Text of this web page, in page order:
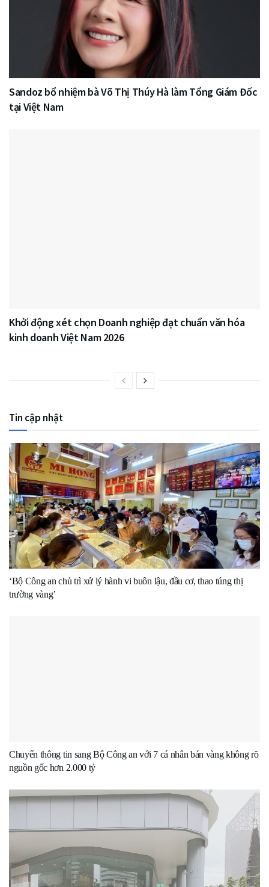
Sandoz bổ nhiệm bà Võ Thị Thúy Hà làm Tổng Giám Đốc
tại Việt Nam
Khởi động xét chọn Doanh nghiệp đạt chuẩn văn hóa
kinh doanh Việt Nam 2026
Tin cập nhật
‘Bộ Công an chủ trì xử lý hành vi buôn lậu, đầu cơ, thao túng thị
trường vàng’
Chuyển thông tin sang Bộ Công an với 7 cá nhân bán vàng không rõ
nguồn gốc hơn 2.000 tỷ